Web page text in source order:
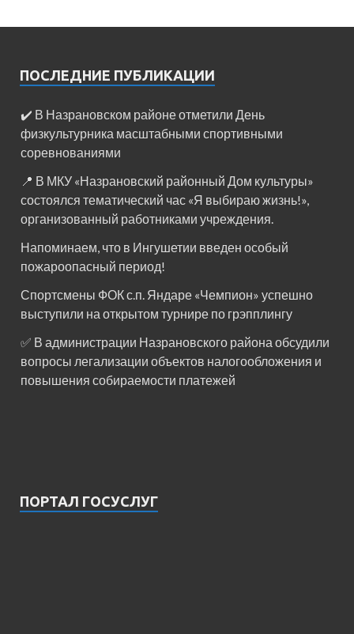
ПОСЛЕДНИЕ ПУБЛИКАЦИИ
✔️ В Назрановском районе отметили День
физкультурника масштабными спортивными
соревнованиями
📍 В МКУ «Назрановский районный Дом культуры»
состоялся тематический час «Я выбираю жизнь!»,
организованный работниками учреждения.
Напоминаем, что в Ингушетии введен особый
пожароопасный период!⁣⁣⠀
Спортсмены ФОК с.п. Яндаре «Чемпион» успешно
выступили на открытом турнире по грэпплингу
✅ В администрации Назрановского района обсудили
вопросы легализации объектов налогообложения и
повышения собираемости платежей
ПОРТАЛ ГОСУСЛУГ